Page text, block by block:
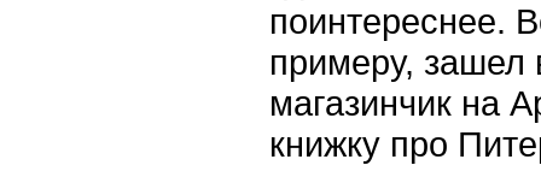
поинтереснее.
примеру,
магазинчик на
книжку про